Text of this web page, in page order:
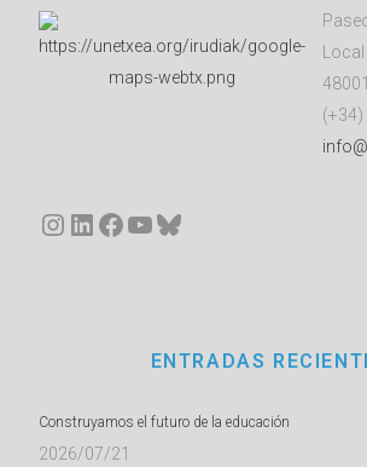
(+34)
Instagram
LinkedIn
Facebook
YouTube
Bluesky
ENTRADAS
Construyamos el futuro de la educación
2026/07/21